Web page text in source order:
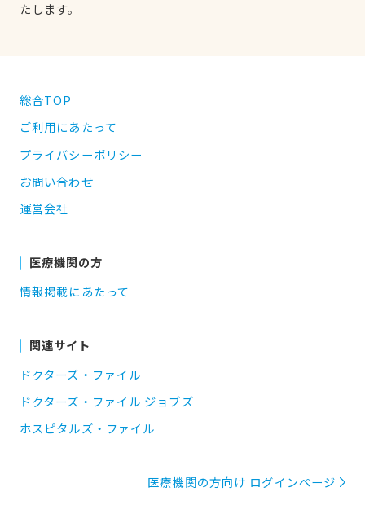
たします。
総合TOP
ご利用にあたって
プライバシーポリシー
お問い合わせ
運営会社
医療機関の方
情報掲載にあたって
関連サイト
ドクターズ・ファイル
ドクターズ・ファイル ジョブズ
ホスピタルズ・ファイル
医療機関の方向け ログインページ